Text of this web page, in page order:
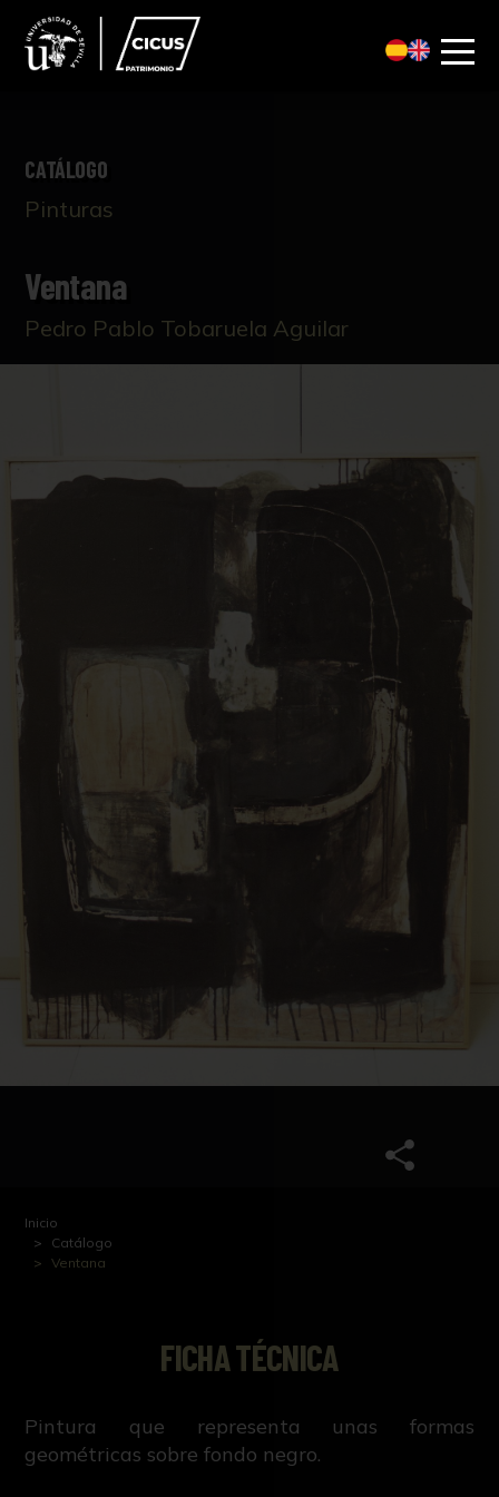
CATÁLOGO
Pinturas
Ventana
Pedro Pablo Tobaruela Aguilar
Inicio
Catálogo
Ventana
FICHA TÉCNICA
Pintura que representa unas formas
geométricas sobre fondo negro.